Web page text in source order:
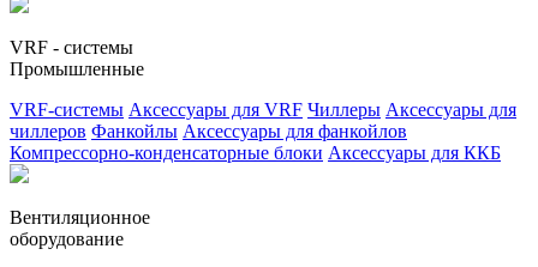
VRF - системы
Промышленные
VRF-системы Аксессуары для VRF Чиллеры Аксессуары для
чиллеров Фанкойлы Аксессуары для фанкойлов
Компрессорно-конденсаторные блоки Аксессуары для ККБ
Вентиляционное
оборудование